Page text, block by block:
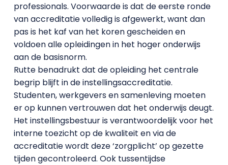
professionals. Voorwaarde is dat de eerste ronde
van accreditatie volledig is afgewerkt, want dan
pas is het kaf van het koren gescheiden en
voldoen alle opleidingen in het hoger onderwijs
aan de basisnorm.
Rutte benadrukt dat de opleiding het centrale
begrip blijft in de instellingsaccreditatie.
Studenten, werkgevers en samenleving moeten
er op kunnen vertrouwen dat het onderwijs deugt.
Het instellingsbestuur is verantwoordelijk voor het
interne toezicht op de kwaliteit en via de
accreditatie wordt deze ‘zorgplicht’ op gezette
tijden gecontroleerd. Ook tussentijdse